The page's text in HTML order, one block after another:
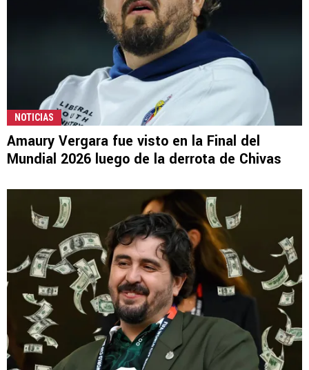
NOTICIAS
Amaury Vergara fue visto en la Final del
Mundial 2026 luego de la derrota de Chivas